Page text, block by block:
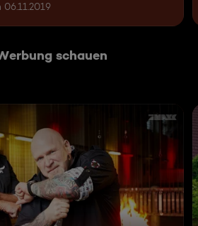
06.11.2019
schauen